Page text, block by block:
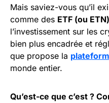
Mais saviez-vous qu’il
comme des ETF (ou ETN)
l’investissement sur les
bien plus encadrée et
que propose la
monde entier.
Qu’est-ce que c’est ?